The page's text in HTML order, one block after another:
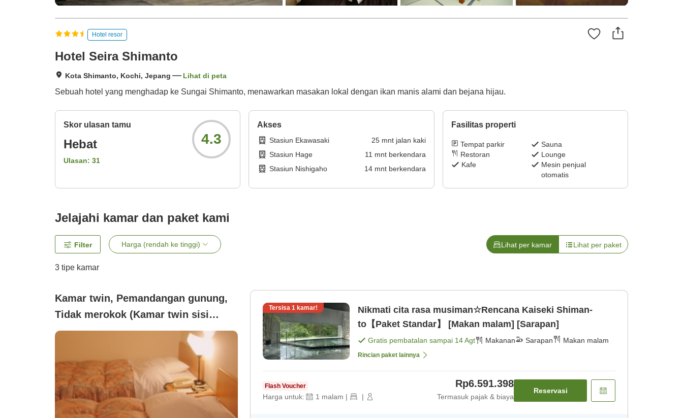
Hotel resor
Hotel Seira Shimanto
Kota Shimanto, Kochi, Jepang Lihat di peta
Sebuah hotel yang menghadap ke Sungai Shimanto, menawarkan masakan lokal dengan ikan manis alami dan bejana hijau.
Skor ulasan tamu
Hebat
Ulasan: 31
4.3
Akses
Stasiun Ekawasaki 25mnt jalan kaki
Stasiun Hage
11 mnt berkendara
Stasiun Nishigaho
14mnt berkendara
Fasilitas properti
Tempat parkir
Sauna
Restoran
Lounge
Kafe
Mesin penjual
otomatis
Jelajahi kamar dan paket kami
Filter Harga (rendah ke tinggi) Lihat per kamar Lihat per paket
3 tipe kamar
Kamar twin, Pemandangan gunung,
Tidak merokok (Kamar twin sisi
gunung☆gaya barat【bebas asap
Tersisa 1 kamar!
Nikmati cita rasa musiman☆Rencana Kaiseki Shiman-
to【Paket Standar】 [Makan malam] [Sarapan]
Gratis pembatalan sampai 14 Agt Makanan Sarapan Makan malam
Rincian paket lainnya
Flash Voucher
Harga untuk: 1 malam | |
Rp6.591.398
Termasuk pajak & biaya
Reservasi